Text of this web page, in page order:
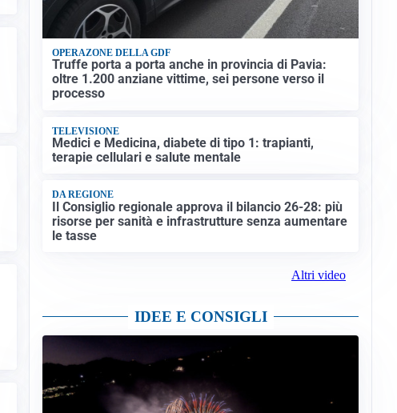
OPERAZONE DELLA GDF
Truffe porta a porta anche in provincia di Pavia:
oltre 1.200 anziane vittime, sei persone verso il
processo
TELEVISIONE
Medici e Medicina, diabete di tipo 1: trapianti,
terapie cellulari e salute mentale
DA REGIONE
Il Consiglio regionale approva il bilancio 26-28: più
risorse per sanità e infrastrutture senza aumentare
le tasse
Altri video
IDEE E CONSIGLI